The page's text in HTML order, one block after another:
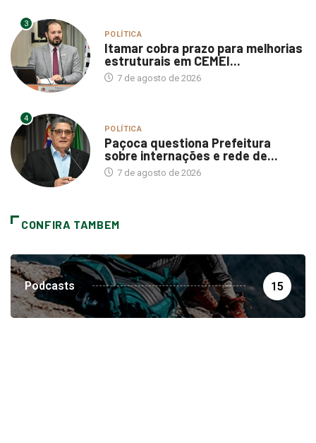
3
POLÍTICA
Itamar cobra prazo para melhorias
estruturais em CEMEI...
7 de agosto de 2026
4
POLÍTICA
Paçoca questiona Prefeitura
sobre internações e rede de...
7 de agosto de 2026
CONFIRA TAMBEM
Podcasts 15